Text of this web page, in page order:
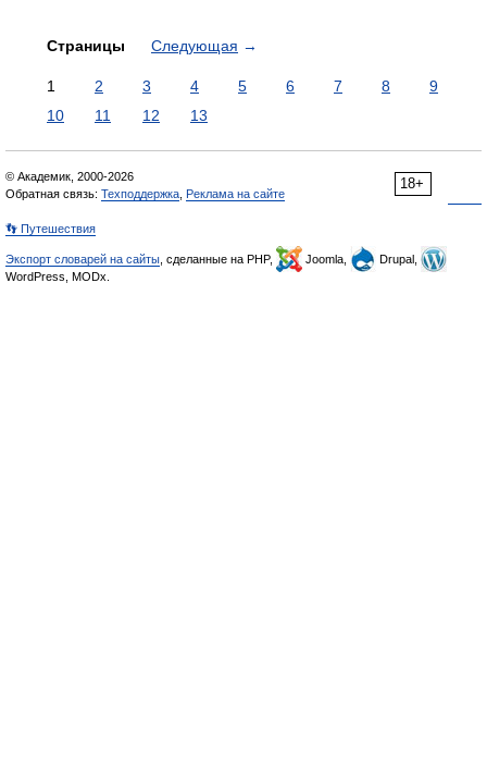
Страницы Следующая →
1 2 3 4 5 6 7 8
9
10
11 12 13
18+
© Академик, 2000-2026
Обратная связь: Техподдержка Реклама на сайте
👣 Путешествия
Экспорт словарей на сайты , сделанные на PHP, Joomla,
Drupal,
WordPress, MODx.